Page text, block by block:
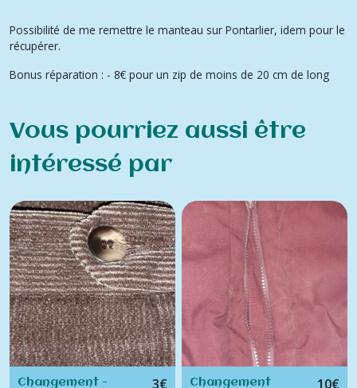
Possibilité de me remettre le manteau sur Pontarlier, idem pour le
récupérer.
Bonus réparation : - 8€ pour un zip de moins de 20 cm de long
Vous pourriez aussi être
intéressé par
Changement - 3€ Changement 10€